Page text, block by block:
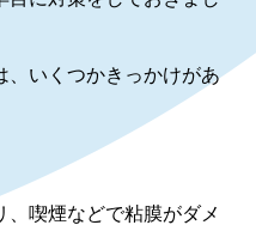
いくつかきっかけがあ
喫煙などで粘膜がダメ